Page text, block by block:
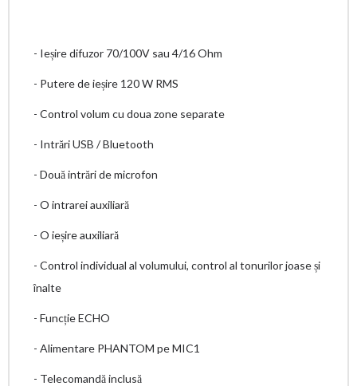
- Ieșire difuzor 70/100V sau 4/16 Ohm
- Putere de ieșire 120 W RMS
- Control volum cu doua zone separate
- Intrări USB / Bluetooth
- Două intrări de microfon
- O intrarei auxiliară
- O ieșire auxiliară
- Control individual al volumului, control al tonurilor joase și
înalte
- Funcție ECHO
- Alimentare PHANTOM pe MIC1
- Telecomandă inclusă